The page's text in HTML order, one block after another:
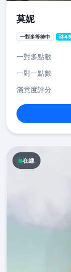
莫妮
一對多等待中 i349
一對多點數
一對一點數
滿意度評分
在線